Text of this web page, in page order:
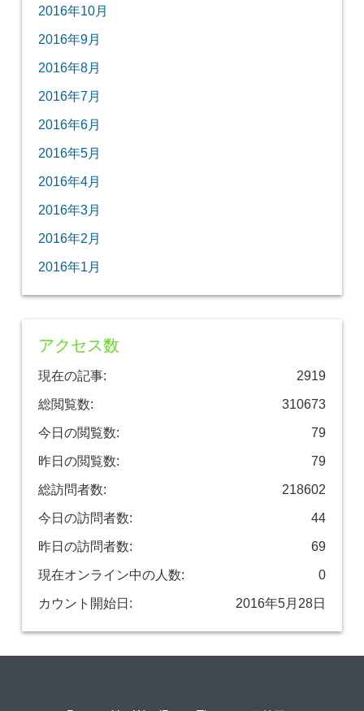
2016年10月
2016年9月
2016年8月
2016年7月
2016年6月
2016年5月
2016年4月
2016年3月
2016年2月
2016年1月
アクセス数
2919
現在の記事:
310673
総閲覧数:
79
今日の閲覧数:
79
昨日の閲覧数:
218602
総訪問者数:
44
今日の訪問者数:
69
昨日の訪問者数:
0
現在オンライン中の人数:
2016年5月28日
カウント開始日: